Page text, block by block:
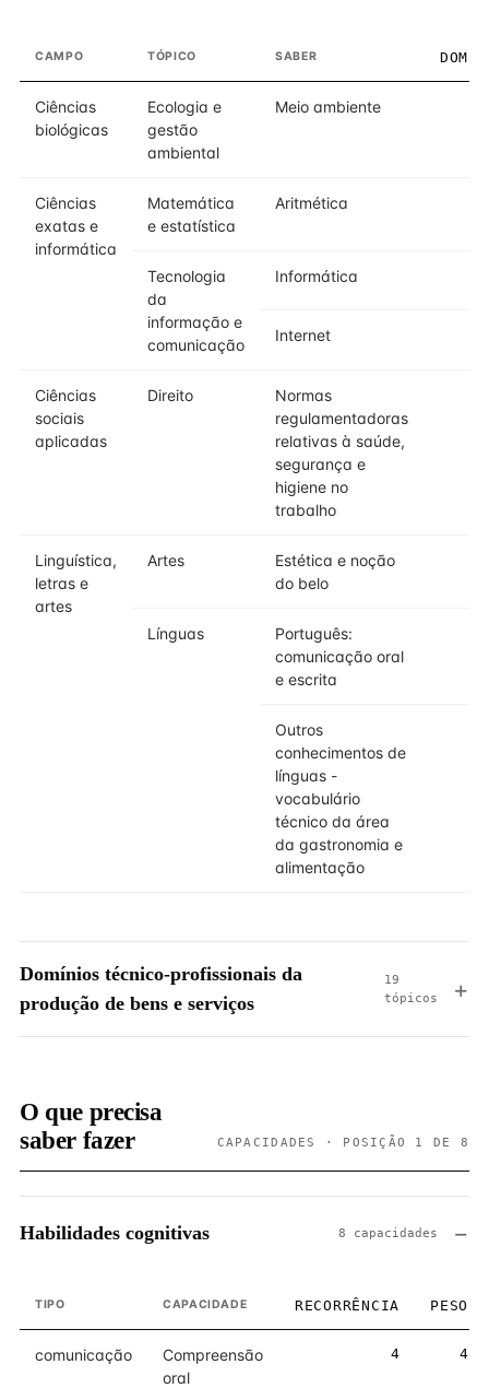
CAMPO TÓPICO SABER
Ciências
biológicas
Ecologia e
gestão
ambiental
Meio ambiente
Ciências
exatas e
informática
Matemática
e estatística
Aritmética
Tecnologia
da
informação e
comunicação
Informática
Internet
Ciências
sociais
aplicadas
Direito
Normas
regulamentadoras
relativas à saúde,
segurança e
higiene no
trabalho
Linguística,
letras e
artes
Artes
Estética e noção
do belo
Línguas
Português:
comunicação oral
e escrita
Outros
conhecimentos de
línguas -
vocabulário
técnico da área
da gastronomia e
alimentação
Domínios técnico-profissionais da
produção de bens e serviços
19
tópicos
O que precisa
saber fazer
CAPACIDADES · POSIÇÃO 1 DE 8
Habilidades cognitivas 8 capacidades
TIPO CAPACIDADE RECORRÊNCIA PESO
comunicação
Compreensão
oral
4 4